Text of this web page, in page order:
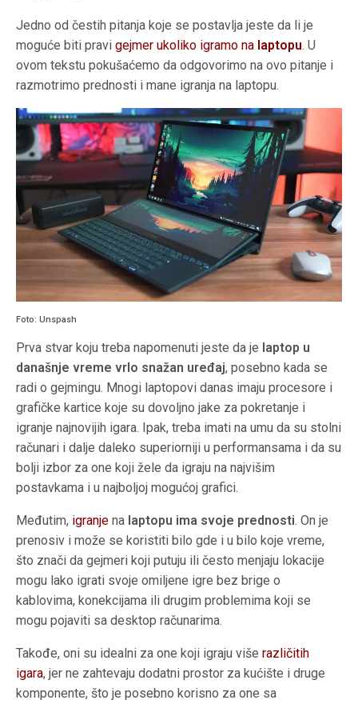
Jedno od čestih pitanja koje se postavlja jeste da li je
moguće biti pravigejmer ukoliko igramo na laptopu. U
ovom tekstu pokušaćemo da odgovorimo na ovo pitanje i
razmotrimo prednosti i mane igranja na laptopu.
Foto: Unspash
Prva stvar koju treba napomenuti jeste da je laptop u
današnje vreme vrlo snažan uređaj, posebno kada se
radi o gejmingu. Mnogi laptopovi danas imaju procesore i
grafičke kartice koje su dovoljno jake za pokretanje i
igranje najnovijih igara. Ipak, treba imati na umu da su stolni
računari i dalje daleko superiorniji u performansama i da su
bolji izbor za one koji žele da igraju na najvišim
postavkama i u najboljoj mogućoj grafici.
Međutim, igranje na laptopu ima svoje prednosti. On je
prenosiv i može se koristiti bilo gde i u bilo koje vreme,
što znači da gejmeri koji putuju ili često menjaju lokacije
mogu lako igrati svoje omiljene igre bez brige o
kablovima, konekcijama ili drugim problemima koji se
mogu pojaviti sa desktop računarima.
Takođe, oni su idealni za one koji igraju višerazličitih
igara, jer ne zahtevaju dodatni prostor za kućište i druge
komponente, što je posebno korisno za one sa